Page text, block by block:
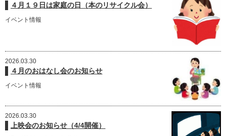
４月１９日は家庭の日（本のリサイクル会）
イベント情報
2026.03.30
４月のおはなし会のお知らせ
イベント情報
2026.03.30
上映会のお知らせ（4/4開催）